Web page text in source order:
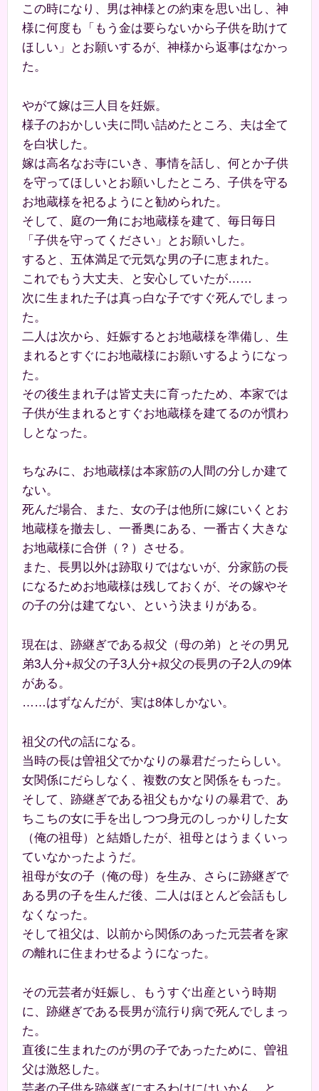
この時になり、男は神様との約束を思い出し、神
様に何度も「もう金は要らないから子供を助けて
ほしい」とお願いするが、神様から返事はなかっ
た。
やがて嫁は三人目を妊娠。
様子のおかしい夫に問い詰めたところ、夫は全て
を白状した。
嫁は高名なお寺にいき、事情を話し、何とか子供
を守ってほしいとお願いしたところ、子供を守る
お地蔵様を祀るようにと勧められた。
そして、庭の一角にお地蔵様を建て、毎日毎日
「子供を守ってください」とお願いした。
すると、五体満足で元気な男の子に恵まれた。
これでもう大丈夫、と安心していたが……
次に生まれた子は真っ白な子ですぐ死んでしまっ
た。
二人は次から、妊娠するとお地蔵様を準備し、生
まれるとすぐにお地蔵様にお願いするようになっ
た。
その後生まれ子は皆丈夫に育ったため、本家では
子供が生まれるとすぐお地蔵様を建てるのが慣わ
しとなった。
ちなみに、お地蔵様は本家筋の人間の分しか建て
ない。
死んだ場合、また、女の子は他所に嫁にいくとお
地蔵様を撤去し、一番奥にある、一番古く大きな
お地蔵様に合併（？）させる。
また、長男以外は跡取りではないが、分家筋の長
になるためお地蔵様は残しておくが、その嫁やそ
の子の分は建てない、という決まりがある。
現在は、跡継ぎである叔父（母の弟）とその男兄
弟3人分+叔父の子3人分+叔父の長男の子2人の9体
がある。
……はずなんだが、実は8体しかない。
祖父の代の話になる。
当時の長は曽祖父でかなりの暴君だったらしい。
女関係にだらしなく、複数の女と関係をもった。
そして、跡継ぎである祖父もかなりの暴君で、あ
ちこちの女に手を出しつつ身元のしっかりした女
（俺の祖母）と結婚したが、祖母とはうまくいっ
ていなかったようだ。
祖母が女の子（俺の母）を生み、さらに跡継ぎで
ある男の子を生んだ後、二人はほとんど会話もし
なくなった。
そして祖父は、以前から関係のあった元芸者を家
の離れに住まわせるようになった。
その元芸者が妊娠し、もうすぐ出産という時期
に、跡継ぎである長男が流行り病で死んでしまっ
た。
直後に生まれたのが男の子であったために、曽祖
父は激怒した。
芸者の子供を跡継ぎにするわけにはいかん、と。